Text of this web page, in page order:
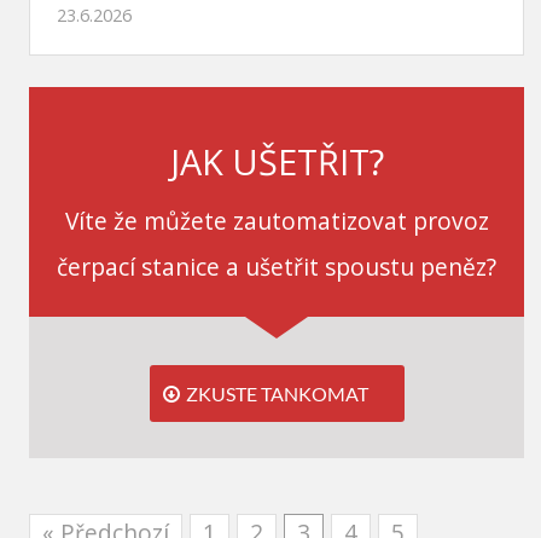
23.6.2026
JAK UŠETŘIT?
Víte že můžete zautomatizovat provoz
čerpací stanice a ušetřit spoustu peněz?
ZKUSTE TANKOMAT